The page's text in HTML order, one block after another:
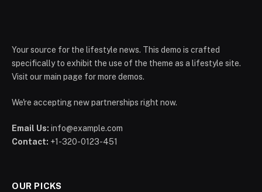
Your source for the lifestyle news. This demo is crafted
specifically to exhibit the use of the theme as a lifestyle site.
Visit our main page for more demos.
We're accepting new partnerships right now.
Email Us: info@example.com
Contact: +1-320-0123-451
OUR PICKS